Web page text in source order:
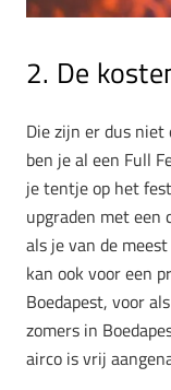
2. De
Die zijn er dus niet
ben je al een Full
je tentje op het
upgraden met een
als je van de
kan ook voor een
Boedapest, voor
zomers in
airco is vrij